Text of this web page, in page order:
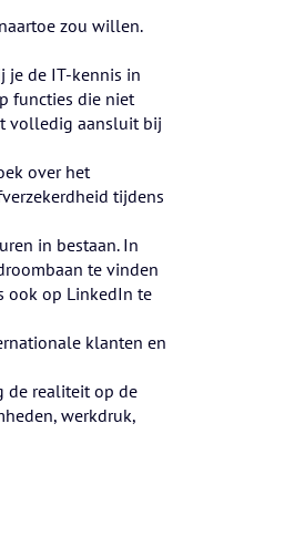
zou willen.
je de IT-kennis in
functies die niet
volledig aansluit bij
over het
tijdens
in bestaan. In
te vinden
ook op LinkedIn te
klanten en
de realiteit op de
werkdruk,